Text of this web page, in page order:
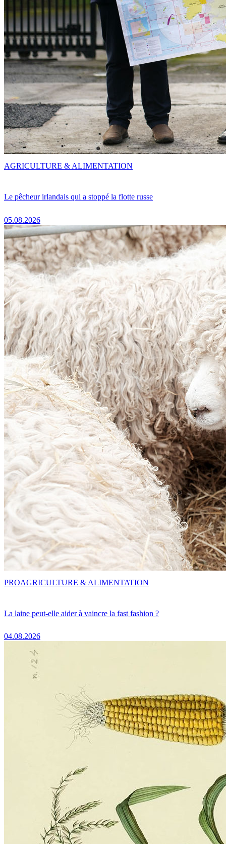
Le pêcheur irlandais qui a stoppé la flotte russe
05.08.2026
AGRICULTURE & ALIMENTATION
La laine peut-elle aider à vaincre la fast fashion ?
04.08.2026
PROAGRICULTURE & ALIMENTATION